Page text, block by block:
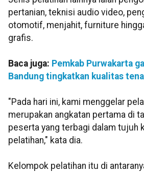
pertanian, teknisi audio video,
otomotif, menjahit, furniture
grafis.
Baca juga: Pemkab Purwakarta
Bandung tingkatkan kualitas
"Pada hari ini, kami menggelar
merupakan angkatan pertama di
peserta yang terbagi dalam tujuh
pelatihan," kata dia.
Kelompok pelatihan itu di